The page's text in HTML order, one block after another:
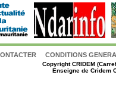
CONDITIONS
CopyrightCRIDEM
Enseigne de Cridem